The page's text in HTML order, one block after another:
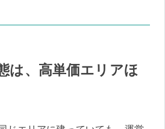
は、高単価エリアほ